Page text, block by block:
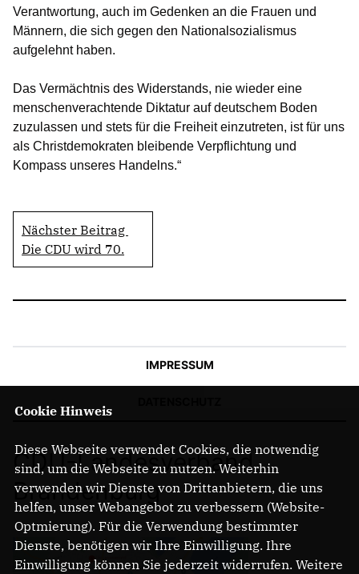
Verantwortung, auch im Gedenken an die Frauen und
Männern, die sich gegen den Nationalsozialismus
aufgelehnt haben.
Das Vermächtnis des Widerstands, nie wieder eine
menschenverachtende Diktatur auf deutschem Boden
zuzulassen und stets für die Freiheit einzutreten, ist für uns
als Christdemokraten bleibende Verpflichtung und
Kompass unseres Handelns.“
Nächster Beitrag
Die CDU wird 70.
IMPRESSUM
CDU-Landesverband
Brandenburg
Cookie Hinweis
Diese Webseite verwendet Cookies, die notwendig
sind, um die Webseite zu nutzen. Weiterhin
verwenden wir Dienste von Drittanbietern, die uns
helfen, unser Webangebot zu verbessern (Website-
Optmierung). Für die Verwendung bestimmter
Dienste, benötigen wir Ihre Einwilligung. Ihre
Einwilligung können Sie jederzeit widerrufen. Weitere